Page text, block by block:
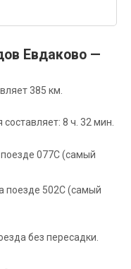
Евдаково —
385 км.
8 ч. 32 мин.
077С (самый
поезде 502С (самый
без пересадки.